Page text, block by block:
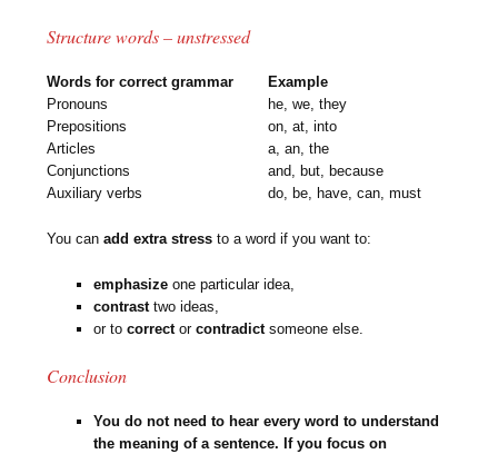
Structure words – unstressed
Words for correct grammar
Example
Pronouns
he, we, they
Prepositions
on, at, into
Articles
a, an, the
Conjunctions
and, but, because
Auxiliary verbs
do, be, have, can, must
You canadd extra stress to a word if you want to:
emphasize one particular idea,
contrasttwo ideas,
or tocorrectorcontradictsomeone else.
Conclusion
You do not need to hear every word to understand
the meaning of a sentence. If you focus on